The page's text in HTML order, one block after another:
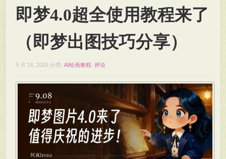
即梦4.0超全使用教程来了
（即梦出图技巧分享）
9 月 16, 2025 分类: AI绘画教程 评论